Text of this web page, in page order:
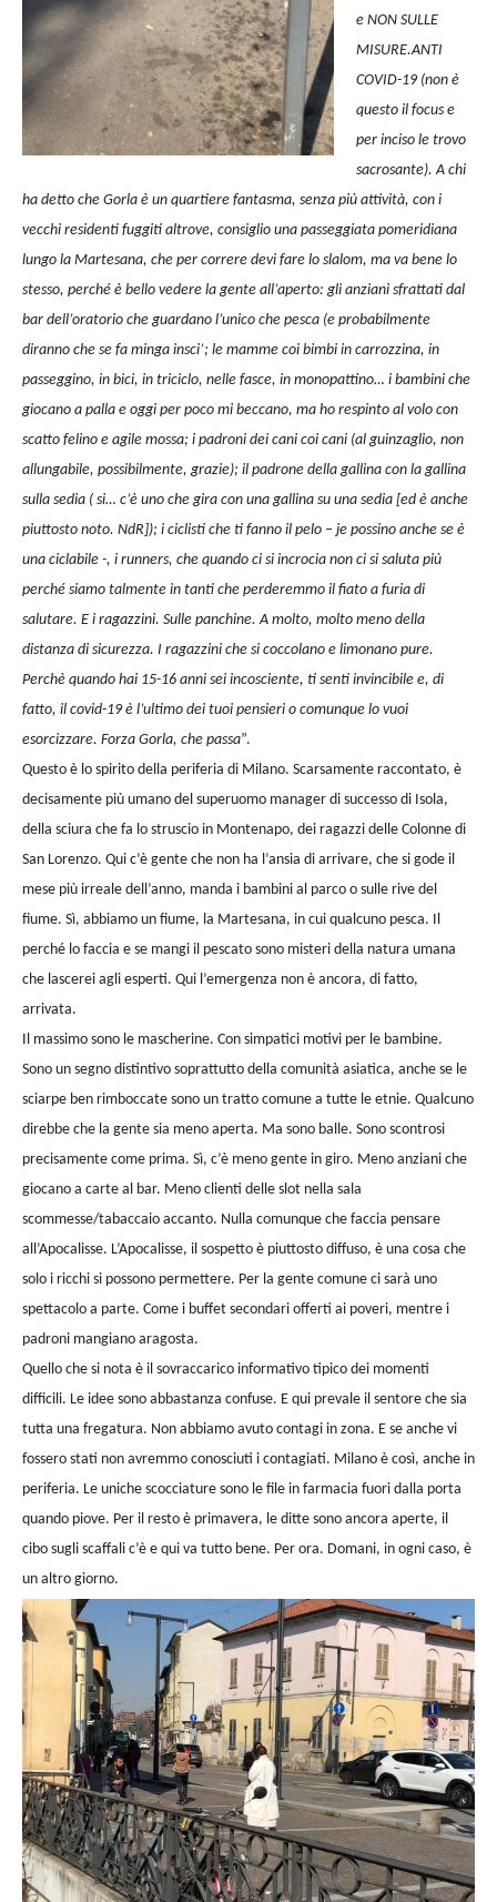
e NON SULLE
MISURE.ANTI
COVID-19 (non è
questo il focus e
per inciso le trovo
sacrosante). A chi
ha detto che Gorla è un quartiere fantasma, senza più attività, con i
vecchi residenti fuggiti altrove, consiglio una passeggiata pomeridiana
lungo la Martesana, che per correre devi fare lo slalom, ma va bene lo
stesso, perché è bello vedere la gente all’aperto: gli anziani sfrattati dal
bar dell’oratorio che guardano l’unico che pesca (e probabilmente
diranno che se fa minga insci’; le mamme coi bimbi in carrozzina, in
passeggino, in bici, in triciclo, nelle fasce, in monopattino… i bambini che
giocano a palla e oggi per poco mi beccano, ma ho respinto al volo con
scatto felino e agile mossa; i padroni dei cani coi cani (al guinzaglio, non
allungabile, possibilmente, grazie); il padrone della gallina con la gallina
sulla sedia ( si… c’è uno che gira con una gallina su una sedia [ed è anche
piuttosto noto. NdR]); i ciclisti che ti fanno il pelo – je possino anche se è
una ciclabile -, i runners, che quando ci si incrocia non ci si saluta più
perché siamo talmente in tanti che perderemmo il fiato a furia di
salutare. E i ragazzini. Sulle panchine. A molto, molto meno della
distanza di sicurezza. I ragazzini che si coccolano e limonano pure.
Perchè quando hai 15-16 anni sei incosciente, ti senti invincibile e, di
fatto, il covid-19 è l’ultimo dei tuoi pensieri o comunque lo vuoi
esorcizzare. Forza Gorla, che passa”.
Questo è lo spirito della periferia di Milano. Scarsamente raccontato, è
decisamente più umano del superuomo manager di successo di Isola,
della sciura che fa lo struscio in Montenapo, dei ragazzi delle Colonne di
San Lorenzo. Qui c’è gente che non ha l’ansia di arrivare, che si gode il
mese più irreale dell’anno, manda i bambini al parco o sulle rive del
fiume. Sì, abbiamo un fiume, la Martesana, in cui qualcuno pesca. Il
perché lo faccia e se mangi il pescato sono misteri della natura umana
che lascerei agli esperti. Qui l’emergenza non è ancora, di fatto,
arrivata.
Il massimo sono le mascherine. Con simpatici motivi per le bambine.
Sono un segno distintivo soprattutto della comunità asiatica, anche se le
sciarpe ben rimboccate sono un tratto comune a tutte le etnie. Qualcuno
direbbe che la gente sia meno aperta. Ma sono balle. Sono scontrosi
precisamente come prima. Sì, c’è meno gente in giro. Meno anziani che
giocano a carte al bar. Meno clienti delle slot nella sala
scommesse/tabaccaio accanto. Nulla comunque che faccia pensare
all’Apocalisse. L’Apocalisse, il sospetto è piuttosto diffuso, è una cosa che
solo i ricchi si possono permettere. Per la gente comune ci sarà uno
spettacolo a parte. Come i buffet secondari offerti ai poveri, mentre i
padroni mangiano aragosta.
Quello che si nota è il sovraccarico informativo tipico dei momenti
difficili. Le idee sono abbastanza confuse. E qui prevale il sentore che sia
tutta una fregatura. Non abbiamo avuto contagi in zona. E se anche vi
fossero stati non avremmo conosciuti i contagiati. Milano è così, anche in
periferia. Le uniche scocciature sono le file in farmacia fuori dalla porta
quando piove. Per il resto è primavera, le ditte sono ancora aperte, il
cibo sugli scaffali c’è e qui va tutto bene. Per ora. Domani, in ogni caso, è
un altro giorno.